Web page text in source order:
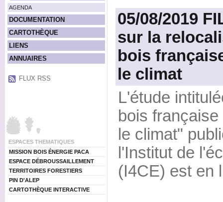
AGENDA
DOCUMENTATION
CARTOTHÈQUE
LIENS
ANNUAIRES
FLUX RSS
ESPACES THEMATIQUES
MISSION BOIS ÉNERGIE PACA
ESPACE DÉBROUSSAILLEMENT
TERRITOIRES FORESTIERS
PIN D'ALEP
CARTOTHÈQUE INTERACTIVE
05/08/2019
sur la
bois
le climat
L'étude
bois
le climat"
l'Institut de
(I4CE) est en